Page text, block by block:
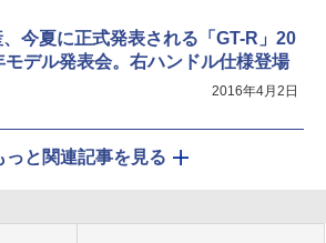
、今夏に正式発表される「GT-R」20
モデル発表会。右ハンドル仕様登場
2016年4月2日
っと関連記事を見る